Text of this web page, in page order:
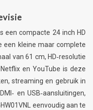
een compacte 24 inch HD
een kleine maar complete
van 61 cm, HD‑resolutie
en YouTube is deze
streaming en gebruik in
en USB‑aansluitingen,
eenvoudig aan te